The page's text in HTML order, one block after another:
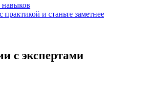
и станьте заметнее
с экспертами